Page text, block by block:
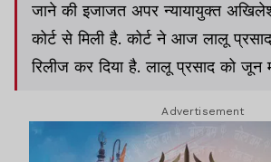
जाने की इजाजत अपर न्यायायुक्त अखिलेश
कोर्ट से मिली है. कोर्ट ने आज लालू प्रसाद
रिलीज कर दिया है. लालू प्रसाद को जून
रुटीन चेकअप पर बुलाया था.
Advertisement